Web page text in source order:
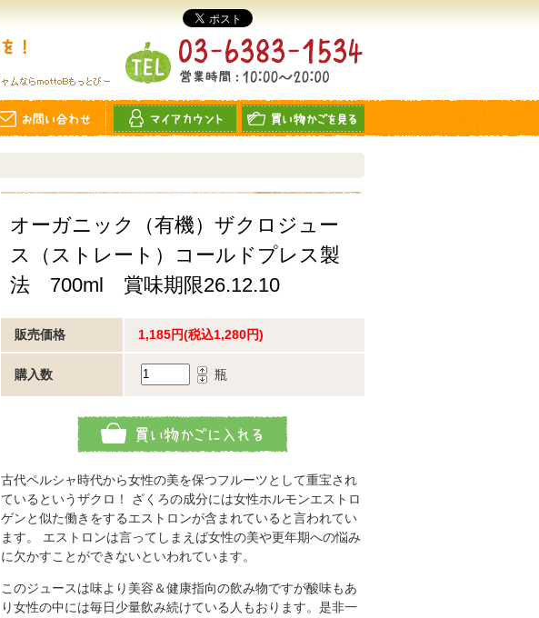
オーガニック（有機）ザクロジュー
ス（ストレート）コールドプレス製
法 700ml 賞味期限26.12.10
販売価格 1,185円(税込1,280円)
購入数 瓶
古代ペルシャ時代から女性の美を保つフルーツとして重宝され
ているというザクロ！ ざくろの成分には女性ホルモンエストロ
ゲンと似た働きをするエストロンが含まれていると言われてい
ます。 エストロンは言ってしまえば女性の美や更年期への悩み
に欠かすことができないといわれています。
このジュースは味より美容＆健康指向の飲み物ですが酸味もあ
り女性の中には毎日少量飲み続けている人もおります。是非一